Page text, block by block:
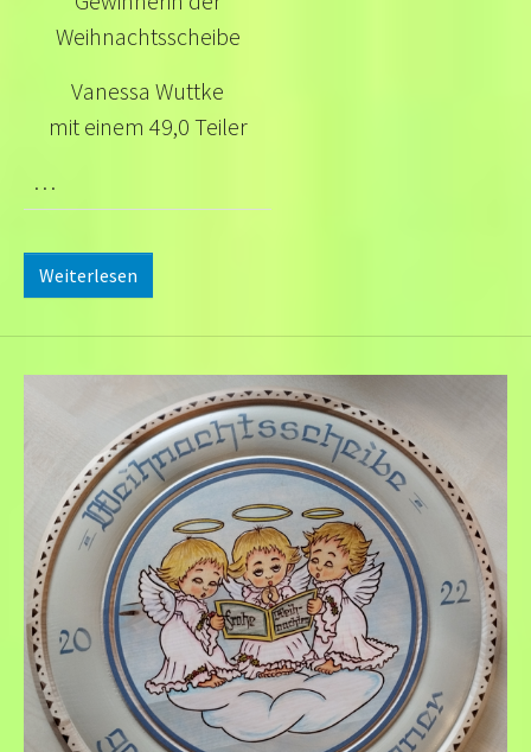
Weihnachtsscheibe
Vanessa Wuttke
mit einem 49,0 Teiler
…
Weiterlesen